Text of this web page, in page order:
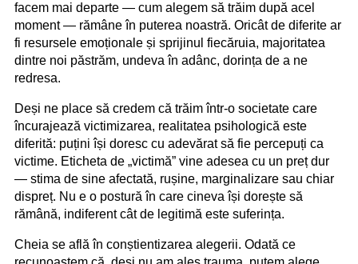
facem mai departe — cum alegem să trăim după acel
moment — rămâne în puterea noastră. Oricât de diferite ar
fi resursele emoționale și sprijinul fiecăruia, majoritatea
dintre noi păstrăm, undeva în adânc, dorința de a ne
redresa.
Deși ne place să credem că trăim într-o societate care
încurajează victimizarea, realitatea psihologică este
diferită: puțini își doresc cu adevărat să fie percepuți ca
victime. Eticheta de „victimă” vine adesea cu un preț dur
— stima de sine afectată, rușine, marginalizare sau chiar
dispreț. Nu e o postură în care cineva își dorește să
rămână, indiferent cât de legitimă este suferința.
Cheia se află în conștientizarea alegerii. Odată ce